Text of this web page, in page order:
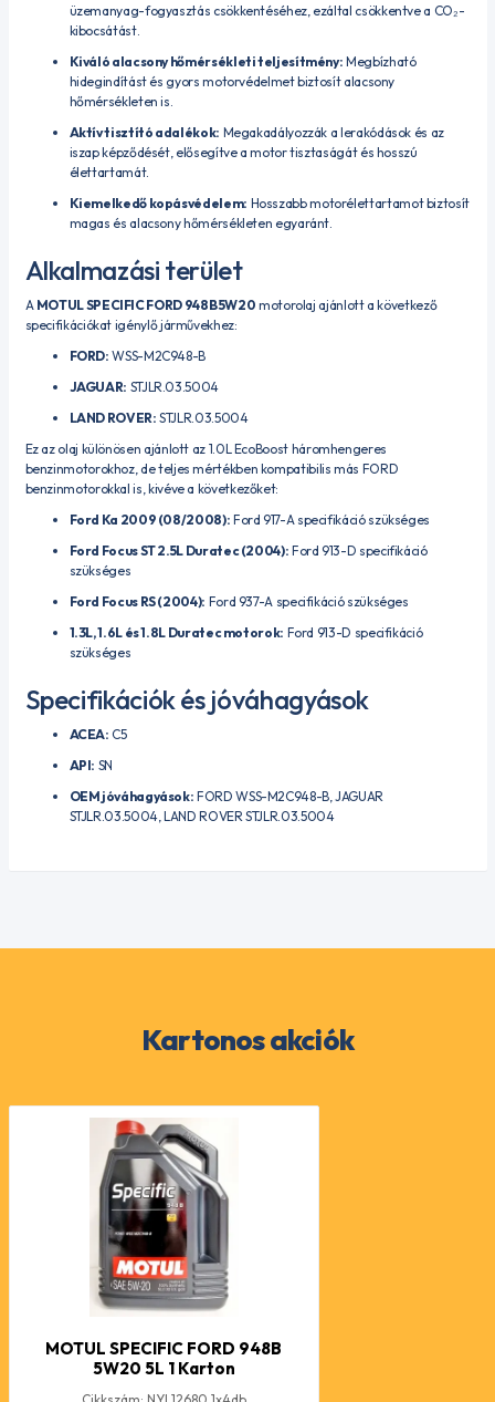
üzemanyag-fogyasztás csökkentéséhez, ezáltal csökkentve a CO₂-
kibocsátást.
Kiváló alacsony hőmérsékleti teljesítmény: Megbízható
hidegindítást és gyors motorvédelmet biztosít alacsony
hőmérsékleten is.
Aktív tisztító adalékok: Megakadályozzák a lerakódások és az
iszap képződését, elősegítve a motor tisztaságát és hosszú
élettartamát.
Kiemelkedő kopásvédelem: Hosszabb motorélettartamot biztosít
magas és alacsony hőmérsékleten egyaránt.
Alkalmazási terület
A MOTUL SPECIFIC FORD 948B 5W20 motorolaj ajánlott a következő
specifikációkat igénylő járművekhez:
FORD: WSS-M2C948-B
JAGUAR: STJLR.03.5004
LAND ROVER: STJLR.03.5004
Ez az olaj különösen ajánlott az 1.0L EcoBoost háromhengeres
benzinmotorokhoz, de teljes mértékben kompatibilis más FORD
benzinmotorokkal is, kivéve a következőket:
Ford Ka 2009 (08/2008): Ford 917-A specifikáció szükséges
Ford Focus ST 2.5L Duratec (2004): Ford 913-D specifikáció
szükséges
Ford Focus RS (2004): Ford 937-A specifikáció szükséges
1.3L, 1.6L és 1.8L Duratec motorok: Ford 913-D specifikáció
szükséges
Specifikációk és jóváhagyások
ACEA: C5
API: SN
OEM jóváhagyások: FORD WSS-M2C948-B, JAGUAR
STJLR.03.5004, LAND ROVER STJLR.03.5004
Kartonos akciók
MOTUL SPECIFIC FORD 948B
5W20 5L 1 Karton